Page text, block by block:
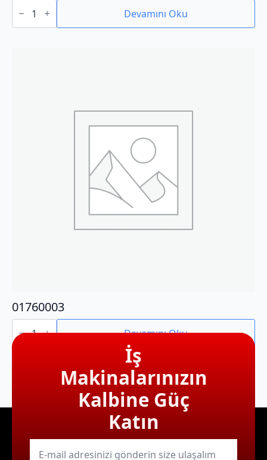
0300410
adet Devamını Oku
01760003
01760003
adet Devamını Oku
İş
Makinalarınızın
Kalbine Güç
Katın
E-
mail